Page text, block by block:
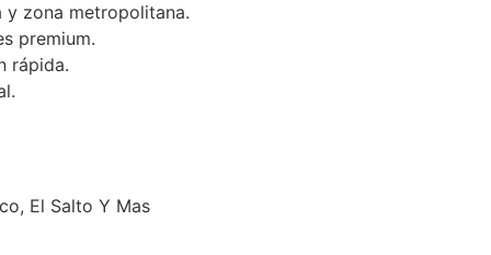
y zona metropolitana.
premium.
rápida.
El Salto Y Mas